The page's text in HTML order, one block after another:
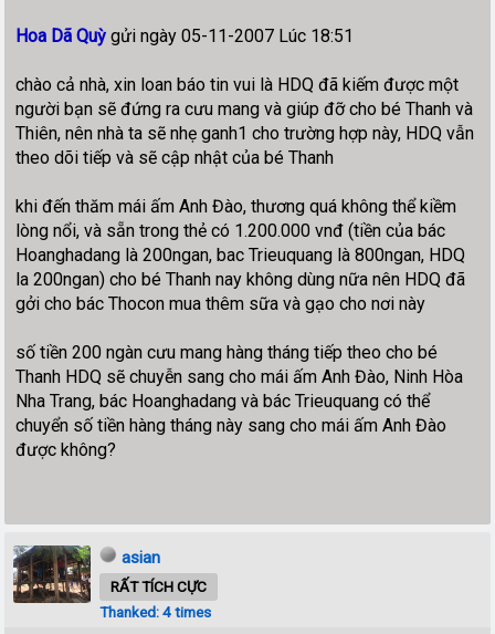
Hoa Dã Quỳ gửi ngày 05-11-2007 Lúc 18:51
chào cả nhà, xin loan báo tin vui là HDQ đã kiếm được một
người bạn sẽ đứng ra cưu mang và giúp đỡ cho bé Thanh và
Thiên, nên nhà ta sẽ nhẹ ganh1 cho trường hợp này, HDQ vẫn
theo dõi tiếp và sẽ cập nhật của bé Thanh
khi đến thăm mái ấm Anh Đào, thương quá không thể kiềm
lòng nổi, và sẵn trong thẻ có 1.200.000 vnđ (tiền của bác
Hoanghadang là 200ngan, bac Trieuquang là 800ngan, HDQ
la 200ngan) cho bé Thanh nay không dùng nữa nên HDQ đã
gởi cho bác Thocon mua thêm sữa và gạo cho nơi này
số tiền 200 ngàn cưu mang hàng tháng tiếp theo cho bé
Thanh HDQ sẽ chuyễn sang cho mái ấm Anh Đào, Ninh Hòa
Nha Trang, bác Hoanghadang và bác Trieuquang có thể
chuyển số tiền hàng tháng này sang cho mái ấm Anh Đào
được không?
asian
RẤT TÍCH CỰC
Thanked: 4 times